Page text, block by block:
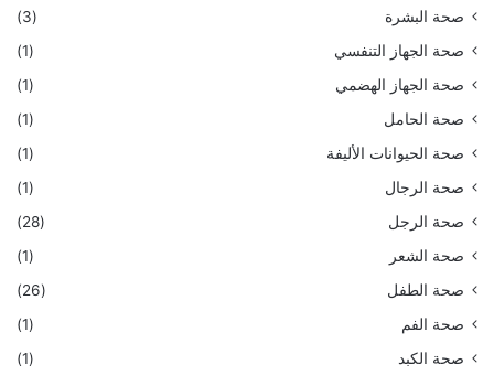
صحة البشرة
(3)
صحة الجهاز التنفسي
(1)
صحة الجهاز الهضمي
(1)
صحة الحامل
(1)
صحة الحيوانات الأليفة
(1)
صحة الرجال
(1)
صحة الرجل
(28)
صحة الشعر
(1)
صحة الطفل
(26)
صحة الفم
(1)
صحة الكبد
(1)